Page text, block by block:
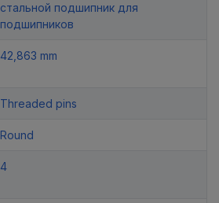
стальной подшипник для
подшипников
42,863 mm
Threaded pins
Round
4